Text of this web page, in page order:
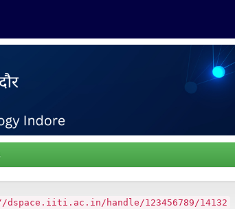
handle/123456789/14132